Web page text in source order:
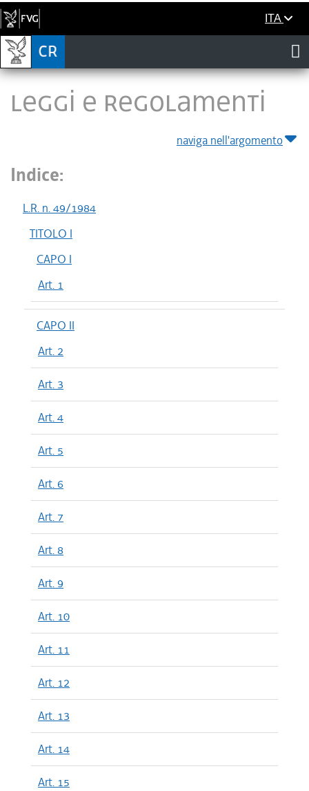
ITA
LEGGI E REGOLAMENTI
naviga nell'argomento
Indice:
L.R. n. 49/1984
TITOLO I
CAPO I
Art. 1
CAPO II
Art. 2
Art. 3
Art. 4
Art. 5
Art. 6
Art. 7
Art. 8
Art. 9
Art. 10
Art. 11
Art. 12
Art. 13
Art. 14
Art. 15